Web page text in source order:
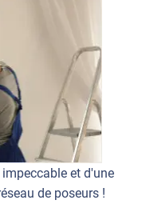
et d'une
de poseurs !